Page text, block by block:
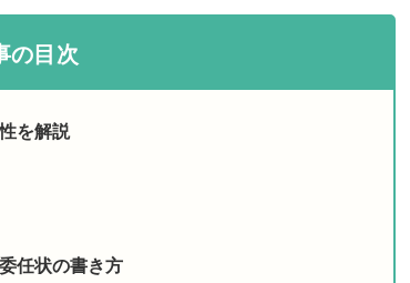
の目次
を解説
任状の書き方